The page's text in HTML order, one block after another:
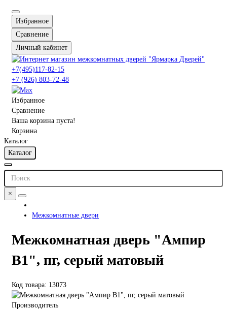
Избранное
Сравнение
Личный кабинет
+7(495)117-82-15
+7 (926) 803-72-48
Избранное
Сравнение
Ваша корзина пуста!
Корзина
Каталог
Каталог
×
Межкомнатные двери
Межкомнатная дверь "Ампир
В1", пг, серый матовый
Код товара: 13073
Производитель